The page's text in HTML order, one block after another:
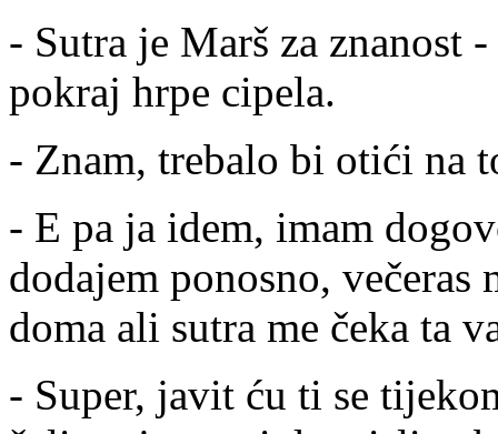
- Sutra je Marš za znanost
pokraj hrpe cipela.
- Znam, trebalo bi otići na
- E pa ja idem, imam
dodajem ponosno, večeras
doma ali sutra me čeka ta
- Super, javit ću ti se